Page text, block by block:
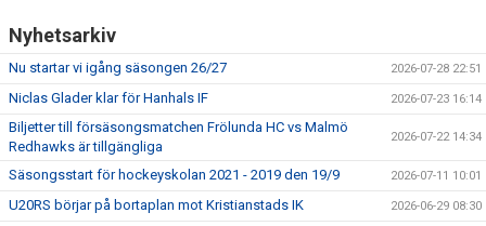
Nyhetsarkiv
Nu startar vi igång säsongen 26/27 2026-07-28 22:51
Niclas Glader klar för Hanhals IF 2026-07-23 16:14
Biljetter till försäsongsmatchen Frölunda HC vs Malmö
Redhawks är tillgängliga
2026-07-22 14:34
Säsongsstart för hockeyskolan 2021 - 2019 den 19/9 2026-07-11 10:01
U20RS börjar på bortaplan mot Kristianstads IK 2026-06-29 08:30